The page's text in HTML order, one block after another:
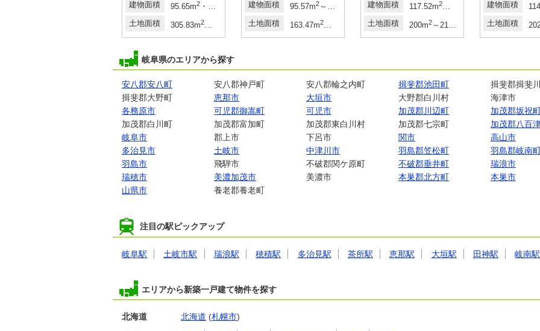
建物面積 95.65m2・111.79m
28.93坪・33.81坪
土地面積
305.83m2・332.7m 92.51坪・100.64坪
建物面積 95.57m2～100.44m
（28.90坪～30.38坪）（登記）
土地面積
163.47m2～176.89m （49.44坪～53.50坪）（登記）
建物面積 117.52m2～125.13m
（35.54坪～
土地面積
200m2～213.07m （60.49坪～64.45
建物面積
土地面積
岐阜県のエリアから探す
安八郡安八町 安八郡神戸町 安八郡輪之内町 揖斐郡池田町
揖斐郡揖斐
揖斐郡大野町
恵那市 大垣市 大野郡白川村
海津市
各務原市
可児郡御嵩町 可児市 加茂郡川辺町
加茂郡坂祝
加茂郡白川町
加茂郡富加町 加茂郡東白川村 加茂郡七宗町
加茂郡八百
岐阜市
郡上市 下呂市 関市
高山市
多治見市
土岐市 中津川市 羽島郡笠松町
羽島郡岐南
羽島市
飛騨市 不破郡関ケ原町 不破郡垂井町
瑞浪市
瑞穂市
美濃加茂市 美濃市 本巣郡北方町
本巣市
山県市
養老郡養老町
注目の駅ピックアップ
岐阜駅 土岐市駅 瑞浪駅 穂積駅 多治見駅 茶所駅 恵那駅 大垣駅 田神駅 岐南駅
エリアから新築一戸建て物件を探す
北海道 北海道 (札幌市)